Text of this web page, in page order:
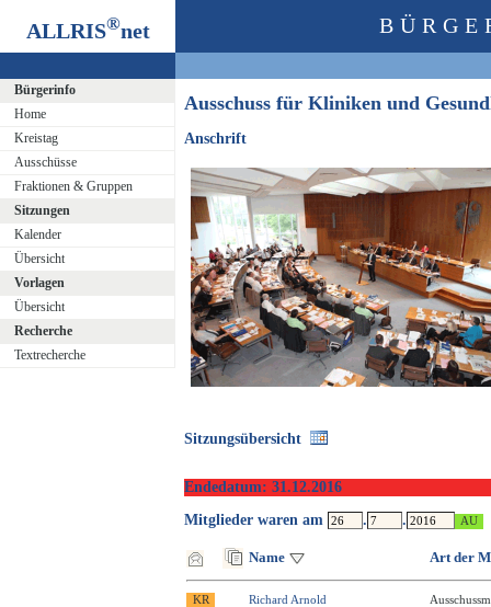
ALLRIS®net
Bürgerinfo
Home
Kreistag
Ausschüsse
Fraktionen & Gruppen
Sitzungen
Kalender
Übersicht
Vorlagen
Übersicht
Recherche
Textrecherche
Ausschuss für Kliniken und
Anschrift
Sitzungsübersicht
Endedatum: 31.12.2016
Mitglieder waren am
. .
Name Art der
Richard Arnold